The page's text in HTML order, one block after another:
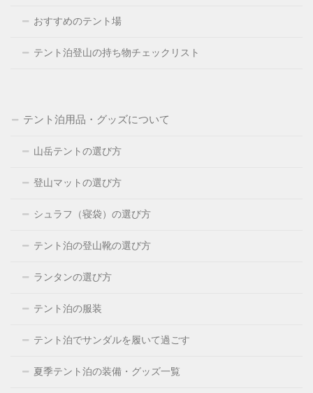
おすすめのテント場
テント泊登山の持ち物チェックリスト
テント泊用品・グッズについて
山岳テントの選び方
登山マットの選び方
シュラフ（寝袋）の選び方
テント泊の登山靴の選び方
ランタンの選び方
テント泊の服装
テント泊でサンダルを履いて過ごす
夏季テント泊の装備・グッズ一覧